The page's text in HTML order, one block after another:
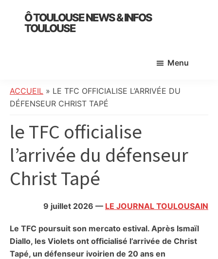
primary
Ô TOULOUSE NEWS & INFOS
TOULOUSE
:
info
société,
culture,
politique,
faits
citoyennes
Menu
ACCUEIL » LE TFC OFFICIALISE L’ARRIVÉE DU
DÉFENSEUR CHRIST TAPÉ
le TFC officialise
l’arrivée du défenseur
Christ Tapé
9 juillet 2026 — LE JOURNAL TOULOUSAIN
Le TFC poursuit son mercato estival. Après Ismaïl
Diallo, les Violets ont officialisé l’arrivée de Christ
Tapé, un défenseur ivoirien de 20 ans en